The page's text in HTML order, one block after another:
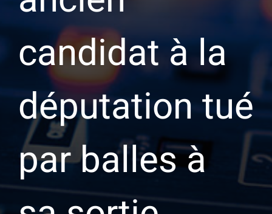
candidat à la
députation tué
par balles à